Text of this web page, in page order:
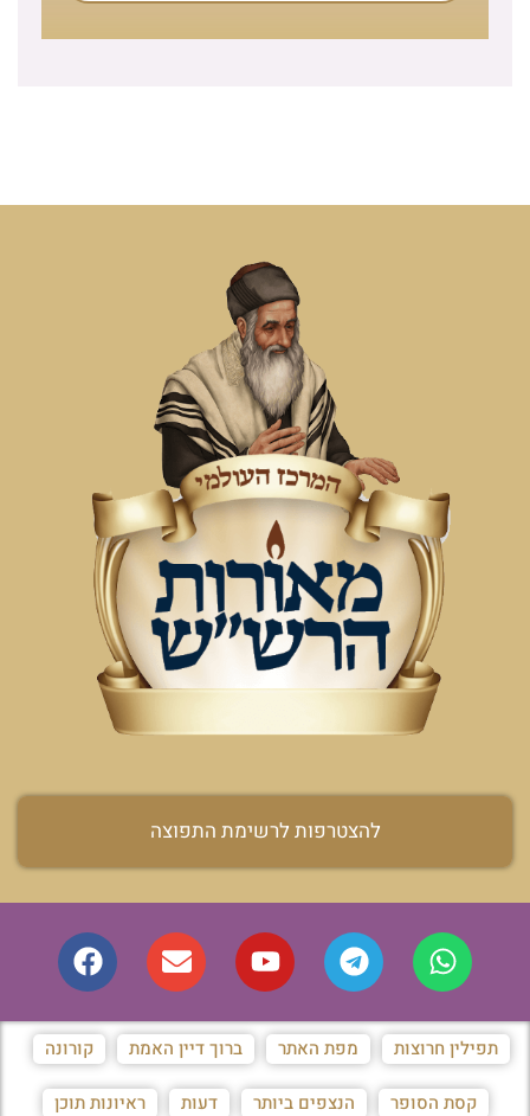
להצטרפות לרשימת התפוצה
תפילין חרוצות מפת האתר ברוך דיין האמת קורונה
קסת הסופר הנצפים ביותר דעות ראיונות תוכן